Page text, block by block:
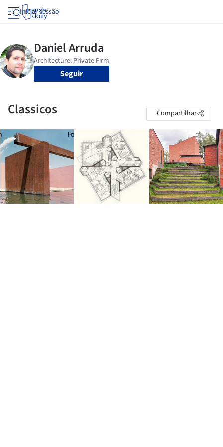
Iniciar sessão
Seguir
Classicos Compartilhar